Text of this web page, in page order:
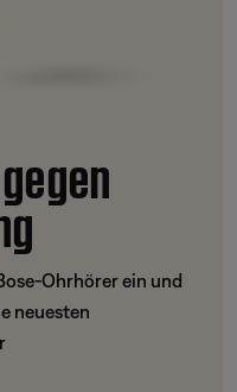
Ohrhörer ein und
neuesten